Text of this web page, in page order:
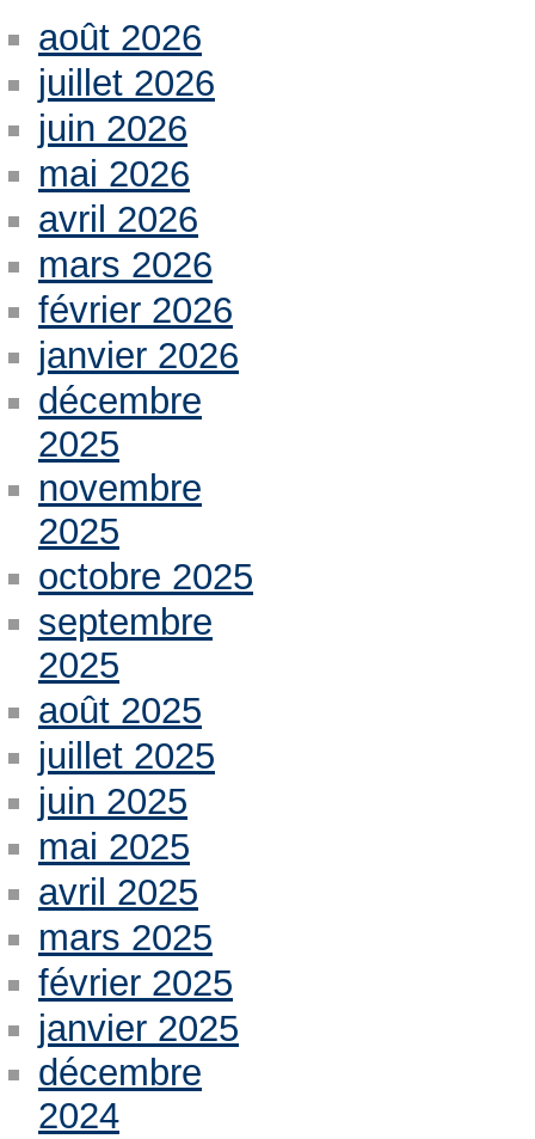
août 2026
juillet 2026
juin 2026
mai 2026
avril 2026
mars 2026
février 2026
janvier 2026
décembre
2025
novembre
2025
octobre 2025
septembre
2025
août 2025
juillet 2025
juin 2025
mai 2025
avril 2025
mars 2025
février 2025
janvier 2025
décembre
2024